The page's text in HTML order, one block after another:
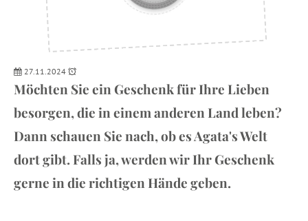
27.11.2024
Möchten Sie ein Geschenk für Ihre Lieben
besorgen, die in einem anderen Land leben?
Dann schauen Sie nach, ob es Agata's Welt
dort gibt. Falls ja, werden wir Ihr Geschenk
gerne in die richtigen Hände geben.